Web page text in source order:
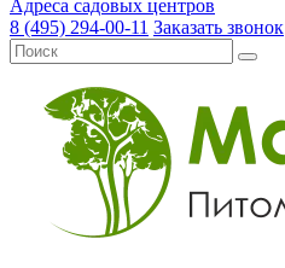
Адреса садовых центров
8 (495) 294-00-11 Заказать звонок